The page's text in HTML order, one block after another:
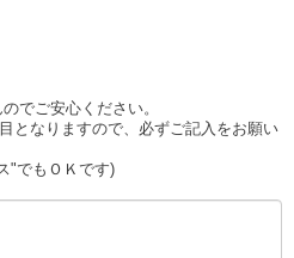
でご安心ください。
となりますので、必ずご記入をお願い
"でもＯＫです)